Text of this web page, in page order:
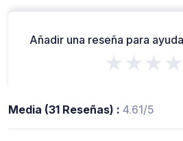
Añadir una reseña para
Media (31 Reseñas) : 4.61/5